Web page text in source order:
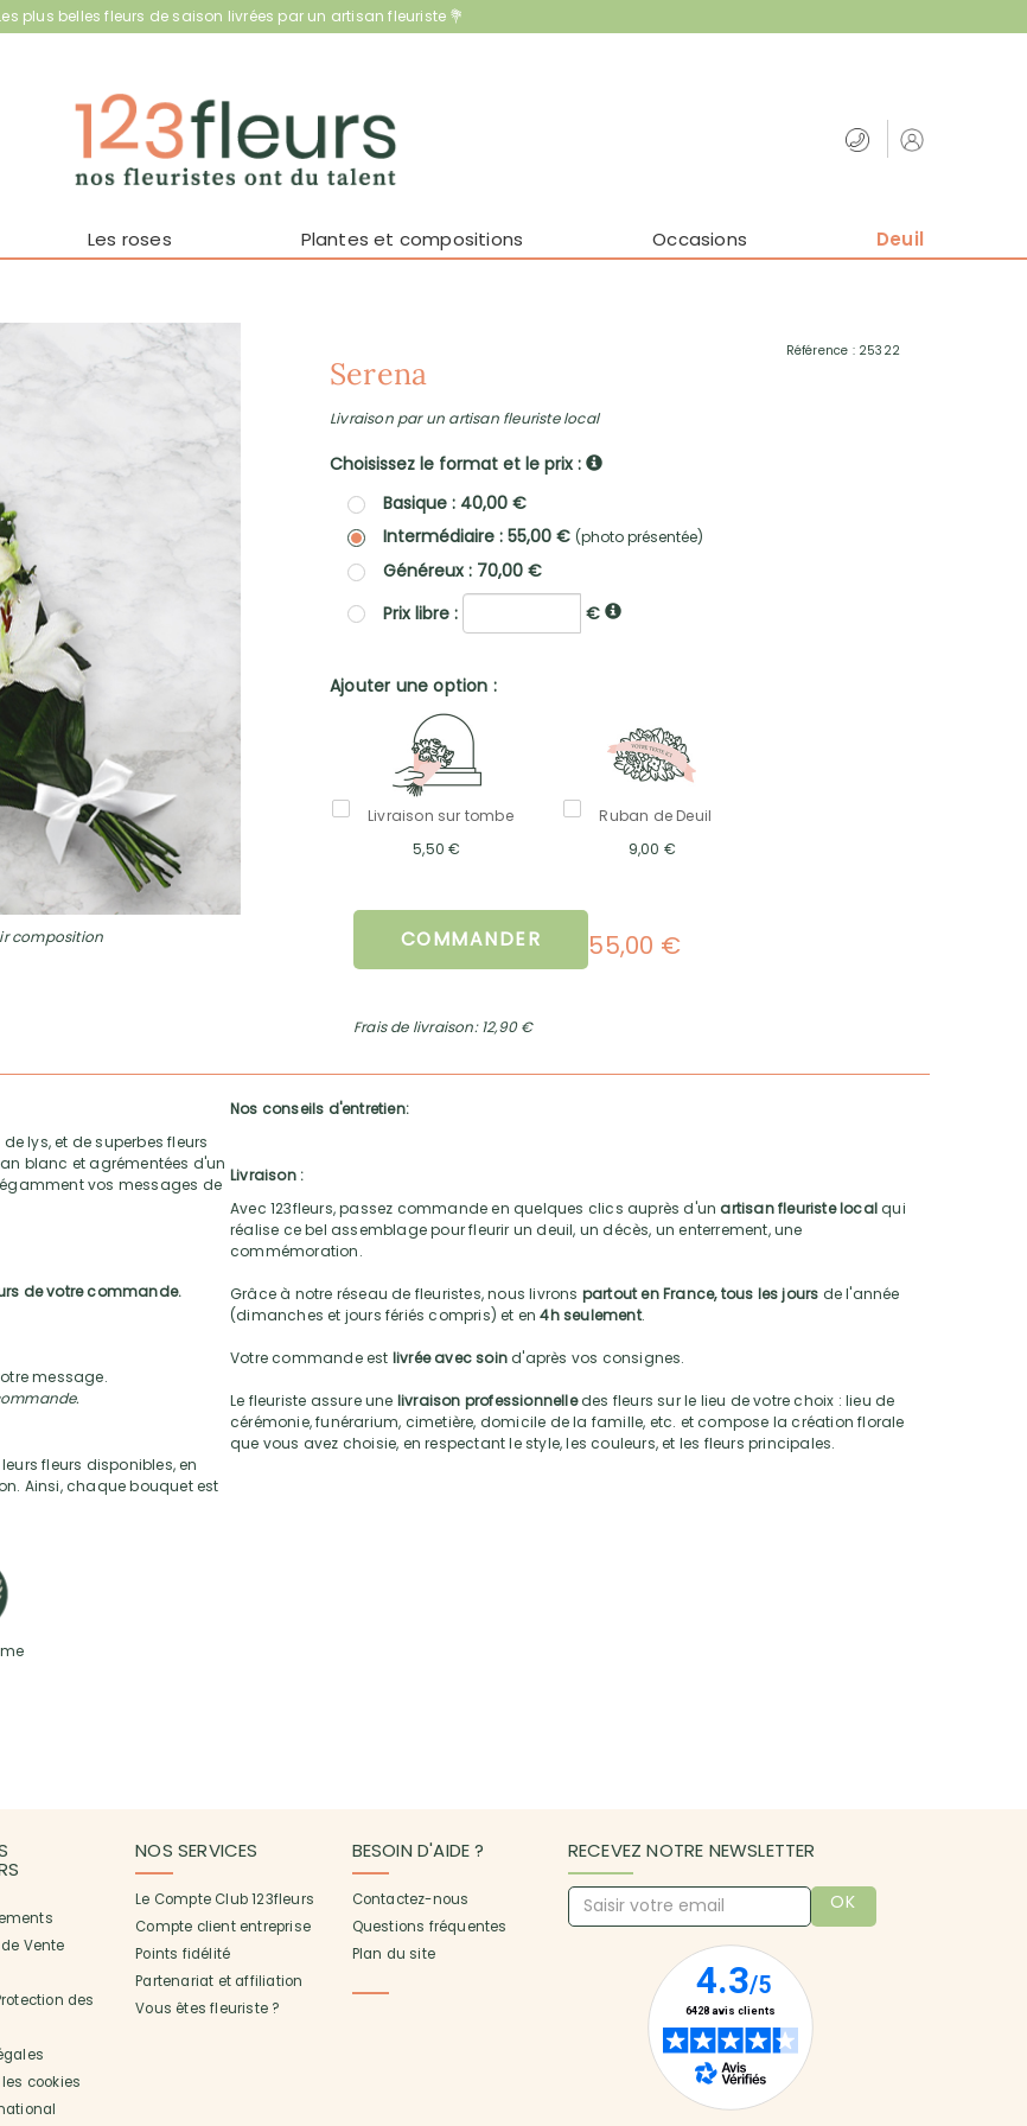
plus belles fleurs de saison livrées par un artisan fleuriste 💐
Les roses Plantes et compositions Occasions Deuil
composition
Référence : 25322
Serena
Livraison par un artisan fleuriste local
Choisissez le format et le prix :
Basique : 40,00 €
Intermédiaire : 55,00 € (photo présentée)
Généreux : 70,00 €
Prix libre :
€
Ajouter une option :
Livraison sur tombe
5,50 €
Ruban de Deuil
9,00 €
COMMANDER 55,00 €
Frais de livraison: 12,90 €
lys, et de superbes fleurs
blanc et agrémentées d'un
vos messages de
de votre commande.
message.
fleurs disponibles, en
Ainsi, chaque bouquet est
Nos conseils d'entretien:
Livraison :
Avec 123fleurs, passez commande en quelques clics auprès d'un artisan fleuriste localqui
réalise ce bel assemblage pour fleurir un deuil, un décès, un enterrement, une
commémoration.
Grâce à notre réseau de fleuristes, nous livrons partout en France, tous les jours de l'année
(dimanches et jours fériés compris) et en4h seulement.
Votre commande est livrée avec soind'après vos consignes.
Le fleuriste assure une livraison professionnelledes fleurs sur le lieu de votre choix : lieu de
cérémonie, funérarium, cimetière, domicile de la famille, etc. et compose la création florale
que vous avez choisie, en respectant le style, les couleurs, et les fleurs principales.
Vente
des
cookies
NOS SERVICES
Le Compte Club 123fleurs
Compte client entreprise
Points fidélité
Partenariat et affiliation
Vous êtes fleuriste ?
BESOIN D'AIDE ?
Contactez-nous
Questions fréquentes
Plan du site
RECEVEZ NOTRE NEWSLETTER
OK